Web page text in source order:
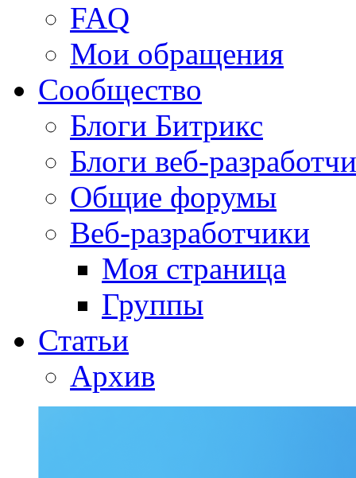
FAQ
Мои обращения
Сообщество
Блоги Битрикс
Блоги веб-
Общие форумы
Веб-разработчики
Моя страница
Группы
Статьи
Архив